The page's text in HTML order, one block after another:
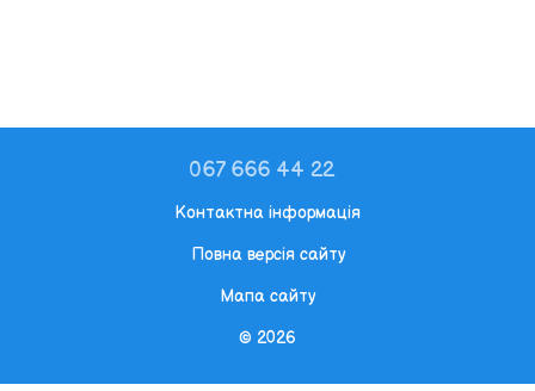
067 666 44 22
Контактна інформація
Повна версія сайту
Мапа сайту
© 2026